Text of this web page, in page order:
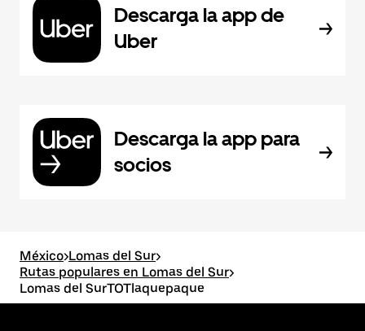
Descarga la app de
Uber
Descarga la app para
socios
México>Lomas del Sur>
Rutas populares en Lomas del Sur>
Lomas del SurTOTlaquepaque